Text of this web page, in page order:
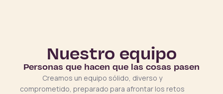
Nuestro equipo
Personas que hacen que las cosas pasen
Creamos un equipo sólido, diverso y
comprometido, preparado para afrontar los retos